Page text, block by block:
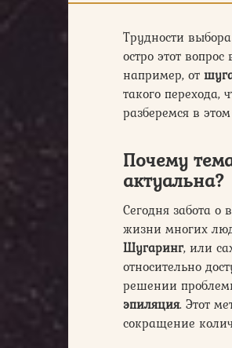
Трудности
остро этот
например, от
такого перехода,
разберемся в
Почему
актуальна?
Сегодня забота о
жизни многих
Шугаринг, или
относительно
решении
эпиляция. Этот
сокращение